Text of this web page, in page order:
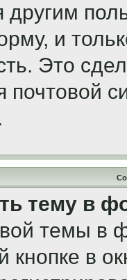
и
Это
почтовой
тему в
темы в
кнопке в